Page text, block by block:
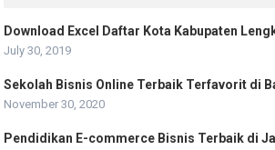
Download Excel Daftar Kota Kabupaten
July 30, 2019
Sekolah Bisnis Online Terbaik Terfavorit di
November 30, 2020
Pendidikan E-commerce Bisnis Terbaik di